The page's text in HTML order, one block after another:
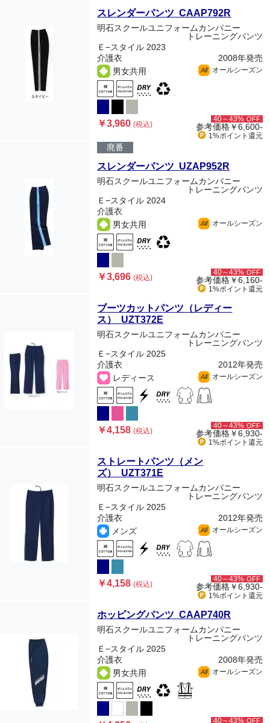
スレンダーパンツ CAAP792R
明石スクールユニフォームカンパニー
トレーニングパンツ
Ｅ−スタイル 2023
介護衣
2008年発売
男女共用
All オールシーズン
￥3,960(税込)
40～43% OFF
参考価格￥6,600-
1%ポイント 還元
廃番
スレンダーパンツ UZAP952R
明石スクールユニフォームカンパニー
トレーニングパンツ
Ｅ−スタイル 2024
介護衣
男女共用
All オールシーズン
￥3,696(税込)
40～43% OFF
参考価格￥6,160-
1%ポイント 還元
ブーツカットパンツ（レディー
ス） UZT372E
明石スクールユニフォームカンパニー
トレーニングパンツ
Ｅ−スタイル 2025
介護衣
2012年発売
レディース
All オールシーズン
￥4,158(税込)
40～43% OFF
参考価格￥6,930-
1%ポイント 還元
ストレートパンツ（メン
ズ） UZT371E
明石スクールユニフォームカンパニー
トレーニングパンツ
Ｅ−スタイル 2025
介護衣
2012年発売
メンズ
All オールシーズン
￥4,158(税込)
40～43% OFF
参考価格￥6,930-
1%ポイント 還元
ホッピングパンツ CAAP740R
明石スクールユニフォームカンパニー
トレーニングパンツ
Ｅ−スタイル 2025
介護衣
2008年発売
男女共用
All オールシーズン
40～43% OFF